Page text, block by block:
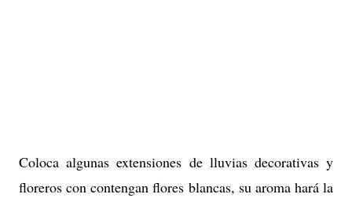
Coloca algunas extensiones de lluvias decorativas y
floreros con contengan flores blancas, su aroma hará la